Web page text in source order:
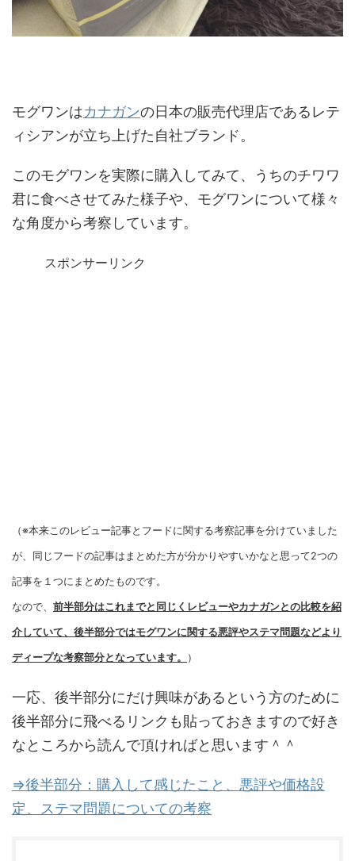
モグワンはカナガンの日本の販売代理店であるレテ
ィシアンが立ち上げた自社ブランド。
このモグワンを実際に購入してみて、うちのチワワ
君に食べさせてみた様子や、モグワンについて様々
な角度から考察しています。
スポンサーリンク
（※本来このレビュー記事とフードに関する考察記事を分けていました
が、同じフードの記事はまとめた方が分かりやすいかなと思って2つの
記事を１つにまとめたものです。
なので、 前半部分はこれまでと同じくレビューやカナガンとの比較を紹
介していて、後半部分ではモグワンに関する悪評やステマ問題などより
ディープな考察部分となっています。 ）
一応、後半部分にだけ興味があるという方のために
後半部分に飛べるリンクも貼っておきますので好き
なところから読んで頂ければと思います＾＾
⇒後半部分：購入して感じたこと、悪評や価格設
定、ステマ問題についての考察